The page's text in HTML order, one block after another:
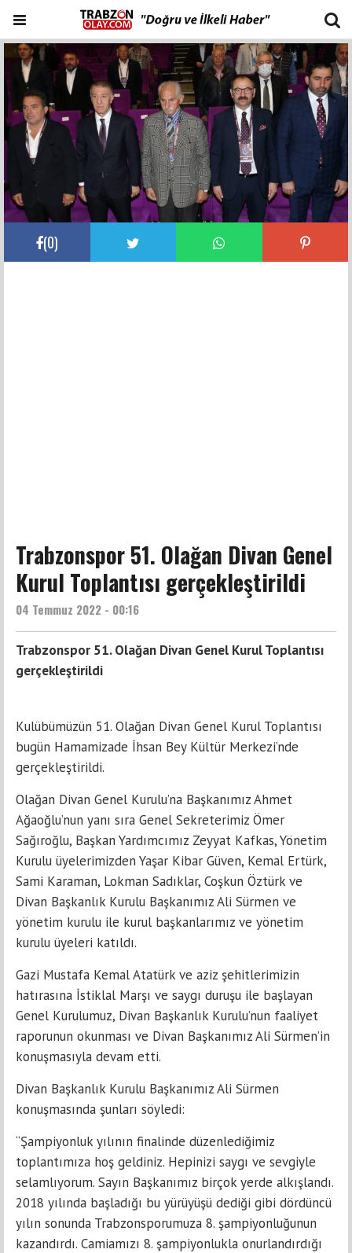
(0)
Trabzonspor 51. Olağan Divan Genel
Kurul Toplantısı gerçekleştirildi
04 Temmuz 2022 - 00:16
Trabzonspor 51. Olağan Divan Genel Kurul Toplantısı
gerçekleştirildi
Kulübümüzün 51. Olağan Divan Genel Kurul Toplantısı
bugün Hamamizade İhsan Bey Kültür Merkezi’nde
gerçekleştirildi.
Olağan Divan Genel Kurulu’na Başkanımız Ahmet
Ağaoğlu’nun yanı sıra Genel Sekreterimiz Ömer
Sağıroğlu, Başkan Yardımcımız Zeyyat Kafkas, Yönetim
Kurulu üyelerimizden Yaşar Kibar Güven, Kemal Ertürk,
Sami Karaman, Lokman Sadıklar, Coşkun Öztürk ve
Divan Başkanlık Kurulu Başkanımız Ali Sürmen ve
yönetim kurulu ile kurul başkanlarımız ve yönetim
kurulu üyeleri katıldı.
Gazi Mustafa Kemal Atatürk ve aziz şehitlerimizin
hatırasına İstiklal Marşı ve saygı duruşu ile başlayan
Genel Kurulumuz, Divan Başkanlık Kurulu’nun faaliyet
raporunun okunması ve Divan Başkanımız Ali Sürmen’in
konuşmasıyla devam etti.
Divan Başkanlık Kurulu Başkanımız Ali Sürmen
konuşmasında şunları söyledi:
“Şampiyonluk yılının finalinde düzenlediğimiz
toplantımıza hoş geldiniz. Hepinizi saygı ve sevgiyle
selamlıyorum. Sayın Başkanımız birçok yerde alkışlandı.
2018 yılında başladığı bu yürüyüşü dediği gibi dördüncü
yılın sonunda Trabzonsporumuza 8. şampiyonluğunun
kazandırdı. Camiamızı 8. şampiyonlukla onurlandırdığı